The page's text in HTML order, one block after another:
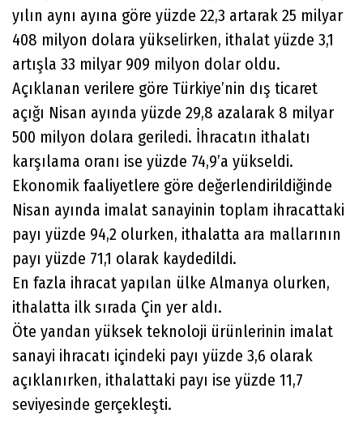
yılın aynı ayına göre yüzde 22,3 artarak 25 milyar
408 milyon dolara yükselirken, ithalat yüzde 3,1
artışla 33 milyar 909 milyon dolar oldu.
Açıklanan verilere göre Türkiye’nin dış ticaret
açığı Nisan ayında yüzde 29,8 azalarak 8 milyar
500 milyon dolara geriledi. İhracatın ithalatı
karşılama oranı ise yüzde 74,9’a yükseldi.
Ekonomik faaliyetlere göre değerlendirildiğinde
Nisan ayında imalat sanayinin toplam ihracattaki
payı yüzde 94,2 olurken, ithalatta ara mallarının
payı yüzde 71,1 olarak kaydedildi.
En fazla ihracat yapılan ülke Almanya olurken,
ithalatta ilk sırada Çin yer aldı.
Öte yandan yüksek teknoloji ürünlerinin imalat
sanayi ihracatı içindeki payı yüzde 3,6 olarak
açıklanırken, ithalattaki payı ise yüzde 11,7
seviyesinde gerçekleşti.